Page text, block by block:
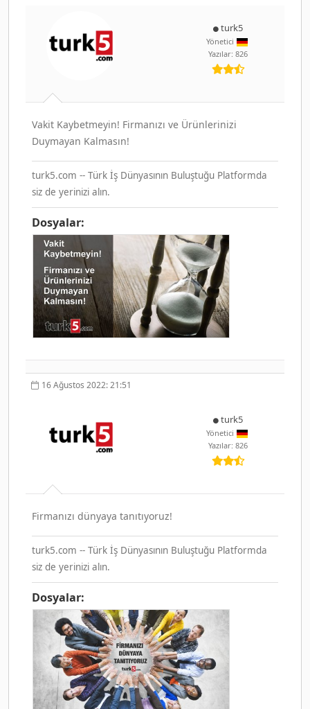
turk5
Yönetici
Yazılar: 826
Vakit Kaybetmeyin! Firmanızı ve Ürünlerinizi
Duymayan Kalmasın!
turk5.com -- Türk İş Dünyasının Buluştuğu Platformda
siz de yerinizi alın.
Dosyalar:
16 Ağustos 2022: 21:51
turk5
Yönetici
Yazılar: 826
Firmanızı dünyaya tanıtıyoruz!
turk5.com -- Türk İş Dünyasının Buluştuğu Platformda
siz de yerinizi alın.
Dosyalar: